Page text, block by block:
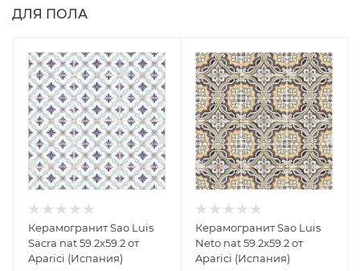
ДЛЯ ПОЛА
Керамогранит Sao Luis
Sacra nat 59.2x59.2 от
Aparici (Испания)
Керамогранит Sao Luis
Neto nat 59.2x59.2 от
Aparici (Испания)